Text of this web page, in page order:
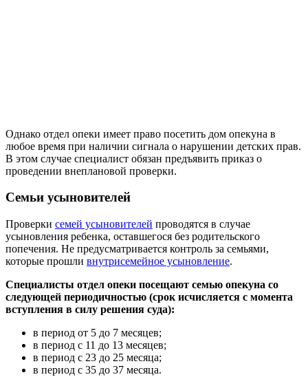
Однако отдел опеки имеет право посетить дом опекуна в
любое время при наличии сигнала о нарушении детских прав.
В этом случае специалист обязан предъявить приказ о
проведении внеплановой проверки.
Семьи усыновителей
Проверки семей усыновителей проводятся в случае
усыновления ребенка, оставшегося без родительского
попечения. Не предусматривается контроль за семьями,
которые прошли внутрисемейное усыновление.
Специалисты отдел опеки посещают семью опекуна со
следующей периодичностью (срок исчисляется с момента
вступления в силу решения суда):
в период от 5 до 7 месяцев;
в период с 11 до 13 месяцев;
в период с 23 до 25 месяца;
в период с 35 до 37 месяца.